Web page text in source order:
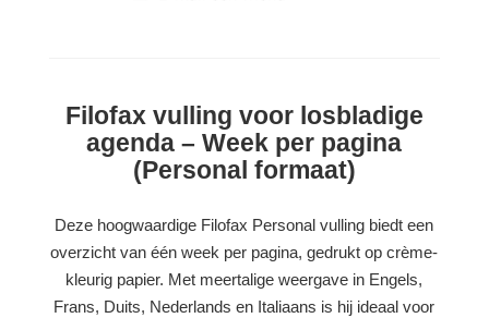
Filofax vulling voor losbladige
agenda – Week per pagina
(Personal formaat)
Deze hoogwaardige Filofax Personal vulling biedt een
overzicht van één week per pagina, gedrukt op crème-
kleurig papier. Met meertalige weergave in Engels,
Frans, Duits, Nederlands en Italiaans is hij ideaal voor